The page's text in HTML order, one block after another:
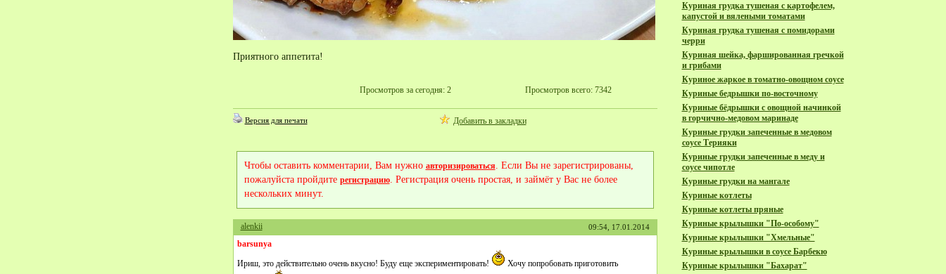
Приятного аппетита!
Просмотров за сегодня: 2 Просмотров всего: 7342
Версия для печати Добавить в закладки
Чтобы оставить комментарии, Вам нужно авторизироваться. Если Вы не зарегистрированы,
пожалуйста пройдите регистрацию. Регистрация очень простая, и займёт у Вас не более
нескольких минут.
alenkii 09:54, 17.01.2014
barsunya
Ириш, это действительно очень вкусно! Буду еще экспериментировать!
Хочу попробовать приготовить
Куриная грудка тушеная с картофелем,
капустой и вялеными томатами
Куриная грудка тушеная с помидорами
черри
Куриная шейка, фаршированная гречкой
и грибами
Куриное жаркое в томатно-овощном соусе
Куриные бедрышки по-восточному
Куриные бёдрышки с овощной начинкой
в горчично-медовом маринаде
Куриные грудки запеченные в медовом
соусе Терияки
Куриные грудки запеченные в меду и
соусе чипотле
Куриные грудки на мангале
Куриные котлеты
Куриные котлеты пряные
Куриные крылышки "По-особому"
Куриные крылышки "Хмельные"
Куриные крылышки в соусе Барбекю
Куриные крылышки "Бахарат"